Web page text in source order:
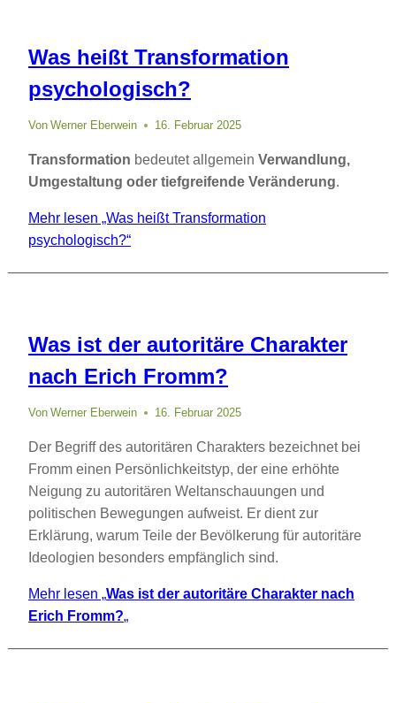
Was heißt Transformation
psychologisch?
Von Werner Eberwein 16. Februar 2025
Transformation bedeutet allgemein Verwandlung,
Umgestaltung oder tiefgreifende Veränderung.
Mehr lesen „Was heißt Transformation
psychologisch?“
Was ist der autoritäre Charakter
nach Erich Fromm?
Von Werner Eberwein 16. Februar 2025
Der Begriff des autoritären Charakters bezeichnet bei
Fromm einen Persönlichkeitstyp, der eine erhöhte
Neigung zu autoritären Weltanschauungen und
politischen Bewegungen aufweist. Er dient zur
Erklärung, warum Teile der Bevölkerung für autoritäre
Ideologien besonders empfänglich sind.
Mehr lesen „Was ist der autoritäre Charakter nach
Erich Fromm?„